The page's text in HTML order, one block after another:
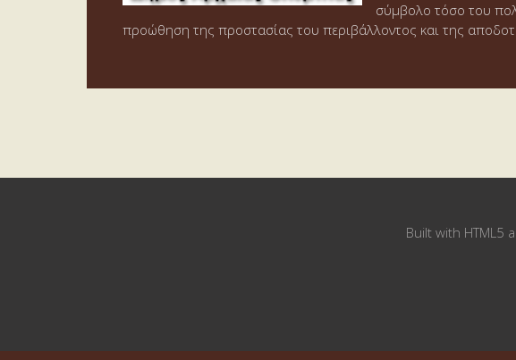
σύμβολο τόσο του
προώθηση της προστασίας του περιβάλλοντος και της
Built with HTML5